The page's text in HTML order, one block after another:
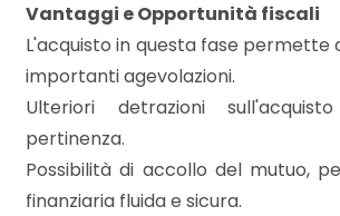
Vantaggi e Opportunità fiscali
L'acquisto in questa fase permette
importanti agevolazioni.
Ulteriori detrazioni
pertinenza.
Possibilità di accollo del mutuo,
finanziaria fluida e sicura.
2
3
4